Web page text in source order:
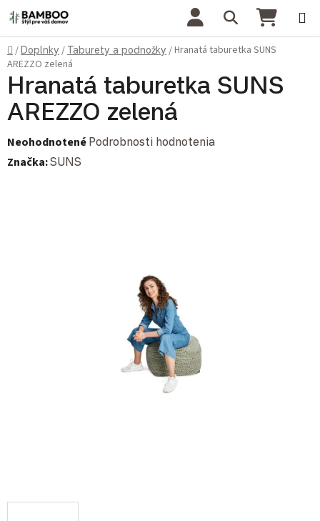
Prejsť na obsah Hľadať
Domov
/Doplnky / Taburety a podnožky /Hranatá taburetka SUNS
AREZZO zelená
Hranatá taburetka SUNS
AREZZO zelená
Priemerné hodnotenie produktu je 0,0 z 5 hviezdičiek.
Neohodnotené Podrobnosti hodnotenia
Značka:SUNS